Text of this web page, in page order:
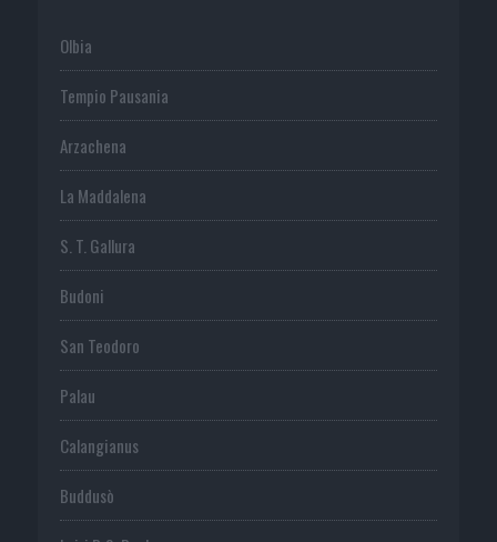
Olbia
Tempio Pausania
Arzachena
La Maddalena
S. T. Gallura
Budoni
San Teodoro
Palau
Calangianus
Buddusò